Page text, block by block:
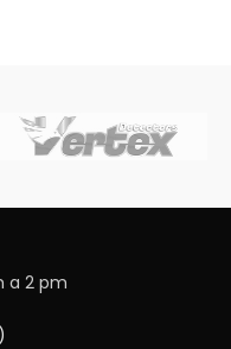
a 2 pm